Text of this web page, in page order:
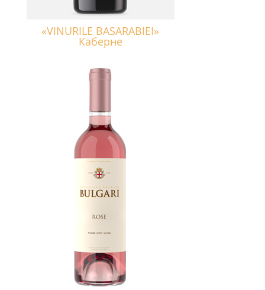
«VINURILE BASARABIEI»
Каберне